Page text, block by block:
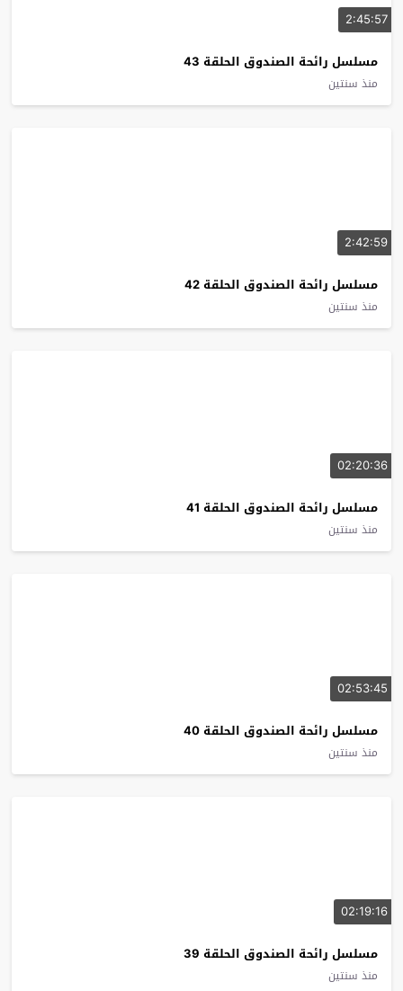
2:45:57
مسلسل رائحة الصندوق الحلقة 43
منذ سنتين
2:42:59
مسلسل رائحة الصندوق الحلقة 42
منذ سنتين
02:20:36
مسلسل رائحة الصندوق الحلقة 41
منذ سنتين
02:53:45
مسلسل رائحة الصندوق الحلقة 40
منذ سنتين
02:19:16
مسلسل رائحة الصندوق الحلقة 39
منذ سنتين